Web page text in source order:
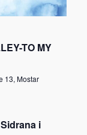
TO MY
13, Mostar
i